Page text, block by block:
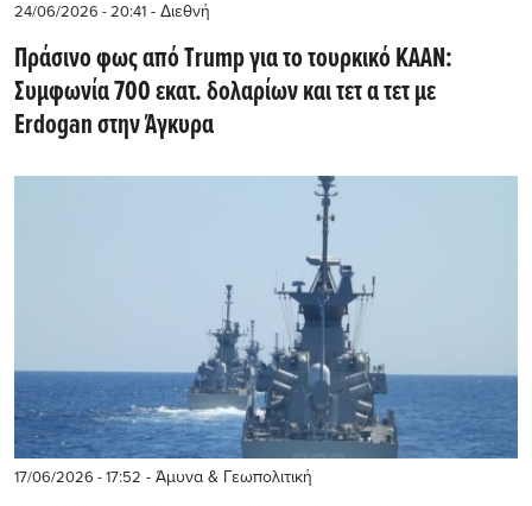
24/06/2026 - 20:41 - Διεθνή
Πράσινο φως από Τrump για το τουρκικό KAAN:
Συμφωνία 700 εκατ. δολαρίων και τετ α τετ με
Erdogan στην Άγκυρα
17/06/2026 - 17:52 - Άμυνα & Γεωπολιτική